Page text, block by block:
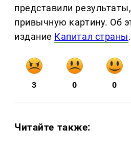
представили
привычную картину. Об
издание Капитал страны.
3 0 0
Читайте также: